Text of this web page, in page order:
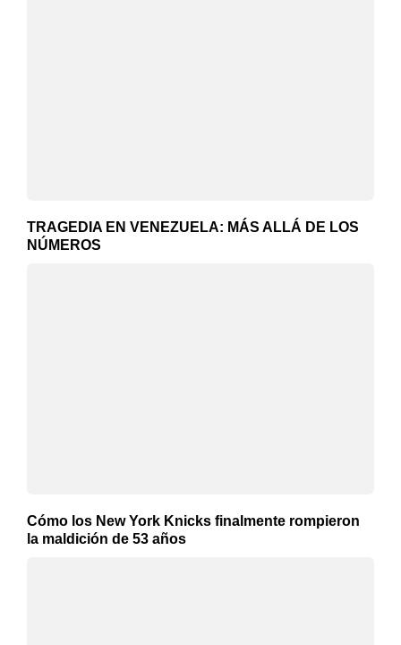
TRAGEDIA EN VENEZUELA: MÁS ALLÁ DE LOS
NÚMEROS
Cómo los New York Knicks finalmente rompieron
la maldición de 53 años